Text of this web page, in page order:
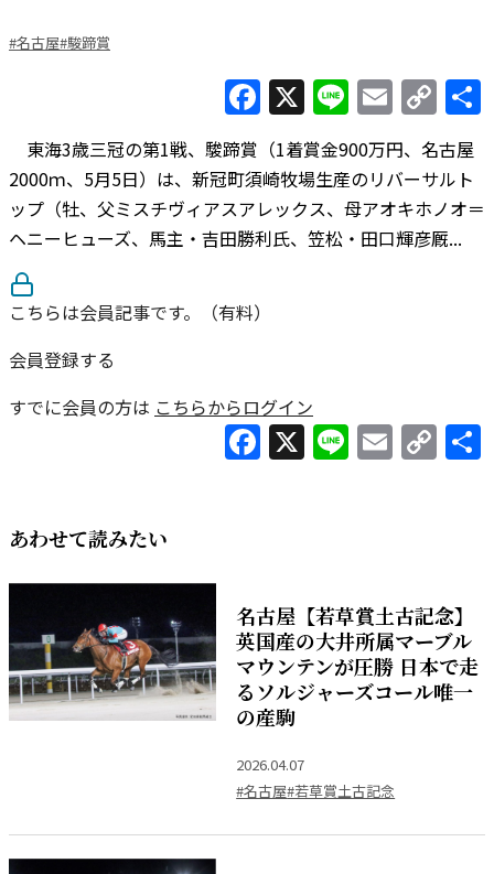
#名古屋#駿蹄賞
Facebook
X LineEmail
東海3歳三冠の第1戦、駿蹄賞（1着賞金900万円、名古屋
2000ｍ、5月5日）は、新冠町須崎牧場生産のリバーサルト
ップ（牡、父ミスチヴィアスアレックス、母アオキホノオ＝
ヘニーヒューズ、馬主・吉田勝利氏、笠松・田口輝彦厩...
こちらは会員記事です。（有料）
会員登録する
すでに会員の方は こちらからログイン
Facebook
X LineEmail
あわせて読みたい
名古屋【若草賞土古記念】
英国産の大井所属マーブル
マウンテンが圧勝 日本で走
るソルジャーズコール唯一
の産駒
2026.04.07
#名古屋#若草賞土古記念